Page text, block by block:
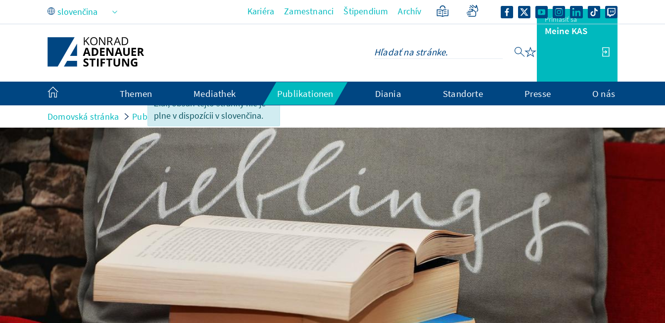
Skip to Main Content
Žiaľ, obsah tejto stránky nie je
plne v dispozícii v slovenčina.
Kariéra Zamestnanci Štipendium Archív
Prihlásiť sa
Meine KAS
Themen Mediathek Publikationen Diania Standorte Presse O nás
Domovská stránka Publikationen Bücher ohne Messe